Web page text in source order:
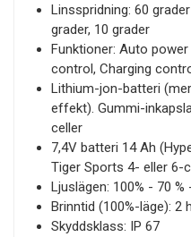
Linsspridning: 60
grader, 10 grader
Funktioner: Auto
control, Charging
Lithium-jon-batteri
effekt). Gummi-
celler
7,4V batteri 14 Ah
Tiger Sports 4- eller 6-
Ljuslägen: 100% - 70 %
Brinntid (100%-läge): 2
Skyddsklass: IP 67